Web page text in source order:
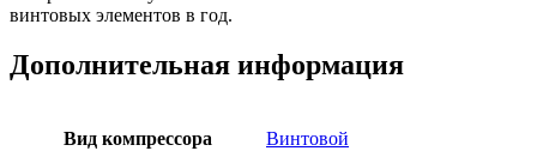
винтовых элементов в год.
Дополнительная информация
Вид компрессора Винтовой